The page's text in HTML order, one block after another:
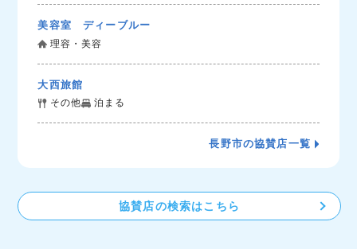
美容室 ディーブルー
理容・美容
大西旅館
その他 泊まる
長野市の協賛店一覧
協賛店の検索はこちら